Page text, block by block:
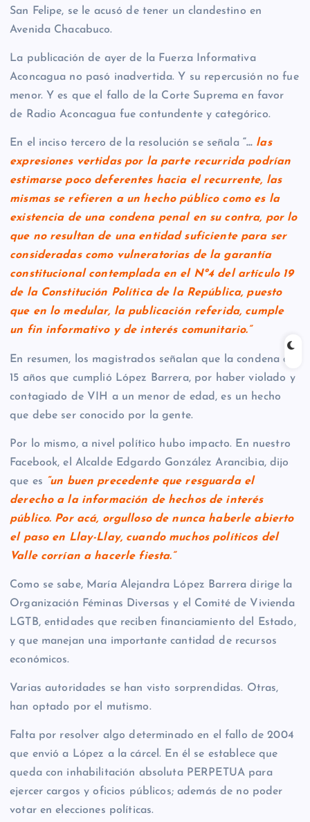
San Felipe, se le acusó de tener un clandestino en
Avenida Chacabuco.
La publicación de ayer de la Fuerza Informativa
Aconcagua no pasó inadvertida. Y su repercusión no fue
menor. Y es que el fallo de la Corte Suprema en favor
de Radio Aconcagua fue contundente y categórico.
En el inciso tercero de la resolución se señala “… las
expresiones vertidas por la parte recurrida podrían
estimarse poco deferentes hacia el recurrente, las
mismas se refieren a un hecho público como es la
existencia de una condena penal en su contra, por lo
que no resultan de una entidad suficiente para ser
consideradas como vulneratorias de la garantía
constitucional contemplada en el Nº4 del artículo 19
de la Constitución Política de la República, puesto
que en lo medular, la publicación referida, cumple
un fin informativo y de interés comunitario.”
En resumen, los magistrados señalan que la condena de
15 años que cumplió López Barrera, por haber violado y
contagiado de VIH a un menor de edad, es un hecho
que debe ser conocido por la gente.
Por lo mismo, a nivel político hubo impacto. En nuestro
Facebook, el Alcalde Edgardo González Arancibia, dijo
que es “un buen precedente que resguarda el
derecho a la información de hechos de interés
público. Por acá, orgulloso de nunca haberle abierto
el paso en Llay-Llay, cuando muchos políticos del
Valle corrían a hacerle fiesta.”
Como se sabe, María Alejandra López Barrera dirige la
Organización Féminas Diversas y el Comité de Vivienda
LGTB, entidades que reciben financiamiento del Estado,
y que manejan una importante cantidad de recursos
económicos.
Varias autoridades se han visto sorprendidas. Otras,
han optado por el mutismo.
Falta por resolver algo determinado en el fallo de 2004
que envió a López a la cárcel. En él se establece que
queda con inhabilitación absoluta PERPETUA para
ejercer cargos y oficios públicos; además de no poder
votar en elecciones políticas.